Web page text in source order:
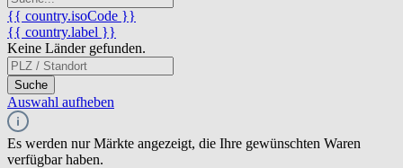
{{ country.isoCode }}
{{ country.label }}
Keine Länder gefunden.
Suche
Auswahl aufheben
Es werden nur Märkte angezeigt, die Ihre gewünschten Waren
verfügbar haben.